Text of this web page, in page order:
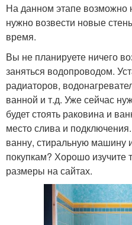
На данном этапе возможно
нужно возвести новые
время.
Вы не планируете ничего
заняться водопроводом.
радиаторов,
ванной и т.д. Уже сейчас
будет стоять раковина и
место слива и
ванну, стиральную машину
покупкам? Хорошо изучите
размеры на сайтах.